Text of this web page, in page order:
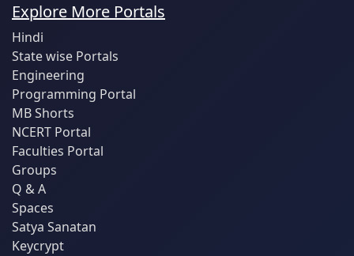
Explore More Portals
Hindi
State wise Portals
Engineering
Programming Portal
MB Shorts
NCERT Portal
Faculties Portal
Groups
Q & A
Spaces
Satya Sanatan
Keycrypt